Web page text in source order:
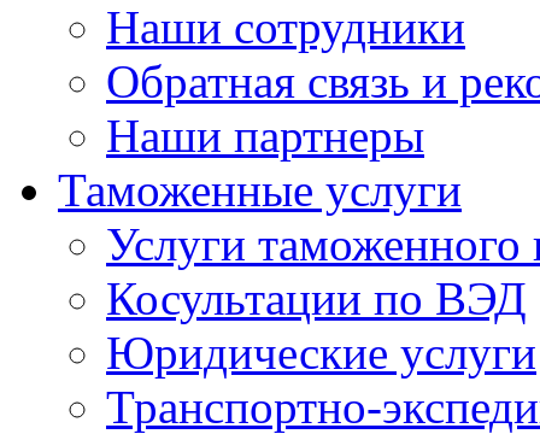
Наши сотрудники
Обратная связь и
Наши партнеры
Таможенные услуги
Услуги таможенного
Косультации по ВЭД
Юридические услуги
Транспортно-